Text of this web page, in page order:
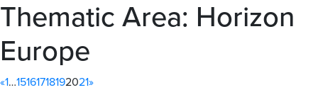
Thematic Area: Horizon
Europe
«1…15161718192021»